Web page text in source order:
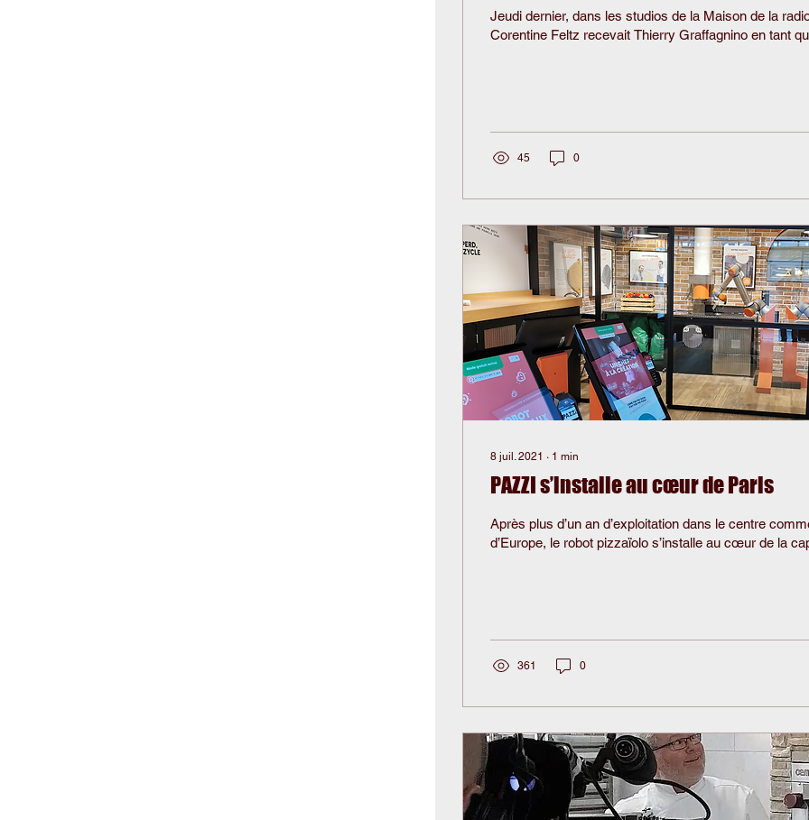
Jeudi dernier, dans les studios de la Maison de la
Corentine Feltz recevait Thierry Graffagnino en tant
45 0
8 juil. 2021 ∙ 1 min
PAZZI s’installe au cœur de Paris
Après plus d’un an d’exploitation dans le centre
d’Europe, le robot pizzaïolo s’installe au cœur de la
361 0